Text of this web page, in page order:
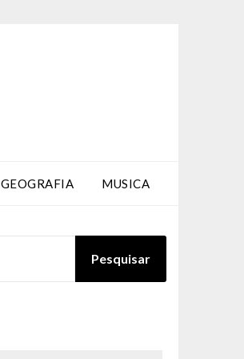
GEOGRAFIA MUSICA
Pesquisar